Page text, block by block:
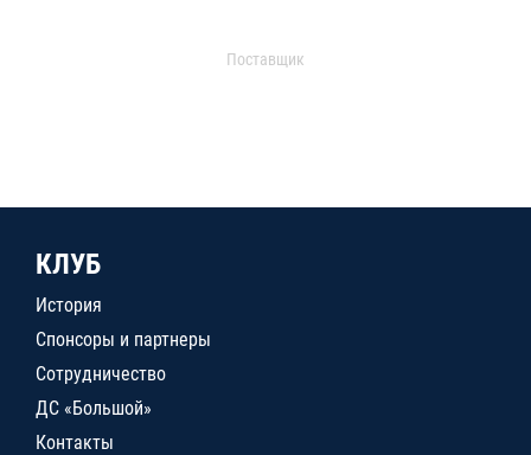
Поставщик
КЛУБ
История
Спонсоры и партнеры
Сотрудничество
ДС «Большой»
Контакты